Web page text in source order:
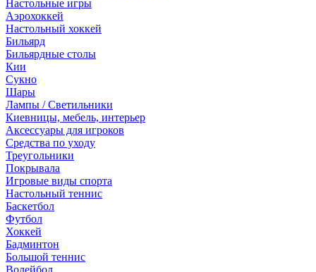
Настольные игры
Аэрохоккей
Настольный хоккей
Бильярд
Бильярдные столы
Кии
Сукно
Шары
Лампы / Светильники
Киевницы, мебель, интерьер
Аксессуары для игроков
Средства по уходу
Треугольники
Покрывала
Игровые виды спорта
Настольный теннис
Баскетбол
Футбол
Хоккей
Бадминтон
Большой теннис
Волейбол